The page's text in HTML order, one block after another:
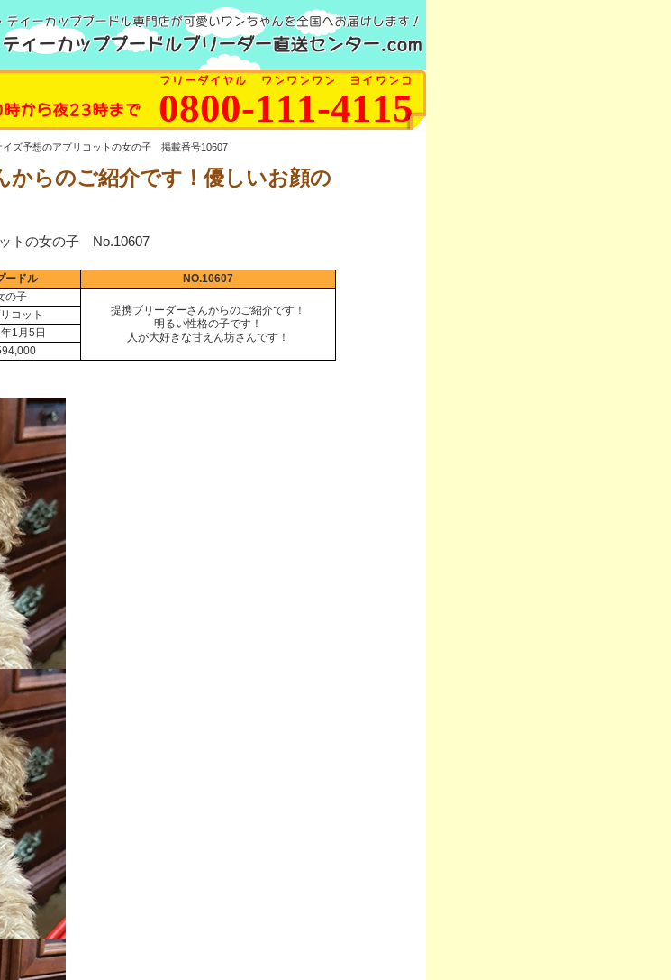
ティーカッププードル専門店が可愛いワンちゃんを全国へお届けします！
ィーカッププードルブリーダー直送センター.com
から夜23時まで
0800-111-4115
フリーダイヤル ワンワンワン ヨイワンコ
イズ予想のアプリコットの女の子 掲載番号10607
からのご紹介です！優しいお顔の
トの女の子 No.10607
ードル
NO.10607
の子
提携ブリーダーさんからのご紹介です！
明るい性格の子です！
人が大好きな甘えん坊さんです！
コット
1月5日